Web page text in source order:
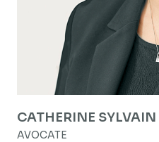
CATHERINE SYLVAIN
AVOCATE